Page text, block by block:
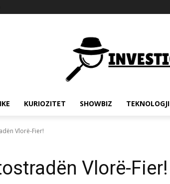
KURIOZITET SHOWBIZ TEKNOLOGJI
Vlorë-Fier!
Vlorë-Fier!